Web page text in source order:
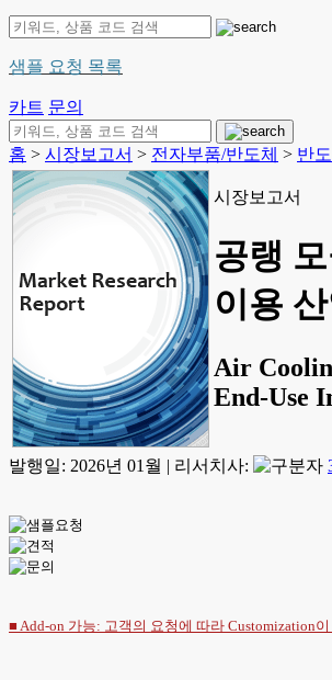
샘플 요청 목록
카트 문의
홈 > 시장보고서 > 전자부품/반도체 > 반
시장보고서
공랭
이용
Air
End-Use
발행일: 2026년 01월 | 리서치사:
■ Add-on 가능: 고객의 요청에 따라 Customization